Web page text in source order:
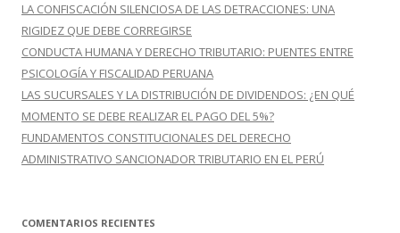
LA CONFISCACIÓN SILENCIOSA DE LAS DETRACCIONES: UNA
RIGIDEZ QUE DEBE CORREGIRSE
CONDUCTA HUMANA Y DERECHO TRIBUTARIO: PUENTES ENTRE
PSICOLOGÍA Y FISCALIDAD PERUANA
LAS SUCURSALES Y LA DISTRIBUCIÓN DE DIVIDENDOS: ¿EN QUÉ
MOMENTO SE DEBE REALIZAR EL PAGO DEL 5%?
FUNDAMENTOS CONSTITUCIONALES DEL DERECHO
ADMINISTRATIVO SANCIONADOR TRIBUTARIO EN EL PERÚ
COMENTARIOS RECIENTES